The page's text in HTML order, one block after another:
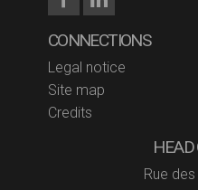
CONNECTIONS
Legal notice
Site map
Credits
HEAD
Rue